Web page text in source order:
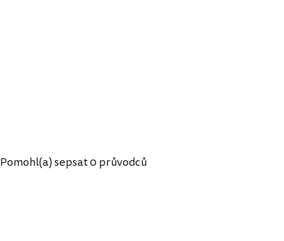
Pomohl(a) sepsat 0 průvodců